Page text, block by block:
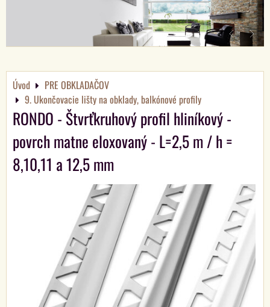
Úvod
PRE OBKLADAČOV
9. Ukončovacie lišty na obklady, balkónové profily
RONDO - Štvrťkruhový profil hliníkový -
povrch matne eloxovaný - L=2,5 m / h =
8,10,11 a 12,5 mm